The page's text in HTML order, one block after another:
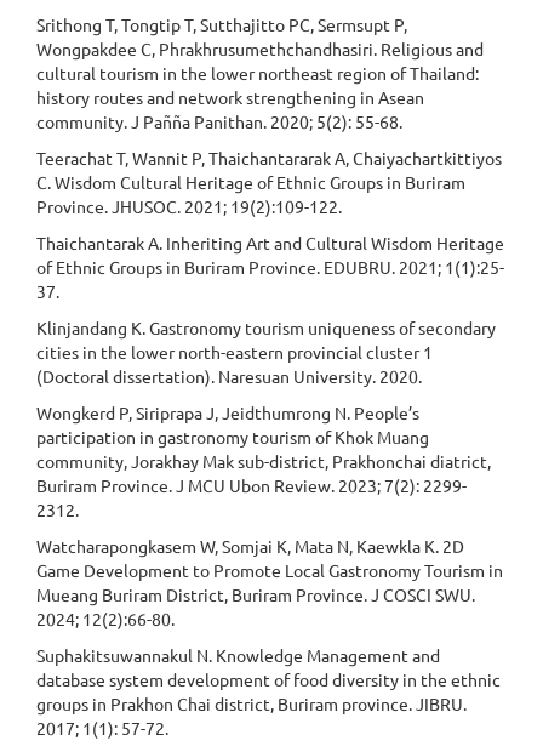
Srithong T, Tongtip T, Sutthajitto PC, Sermsupt P,
Wongpakdee C, Phrakhrusumethchandhasiri. Religious and
cultural tourism in the lower northeast region of Thailand:
history routes and network strengthening in Asean
community. J Pañña Panithan. 2020; 5(2): 55-68.
Teerachat T, Wannit P, Thaichantararak A, Chaiyachartkittiyos
C. Wisdom Cultural Heritage of Ethnic Groups in Buriram
Province. JHUSOC. 2021; 19(2):109-122.
Thaichantarak A. Inheriting Art and Cultural Wisdom Heritage
of Ethnic Groups in Buriram Province. EDUBRU. 2021; 1(1):25-
37.
Klinjandang K. Gastronomy tourism uniqueness of secondary
cities in the lower north-eastern provincial cluster 1
(Doctoral dissertation). Naresuan University. 2020.
Wongkerd P, Siriprapa J, Jeidthumrong N. People’s
participation in gastronomy tourism of Khok Muang
community, Jorakhay Mak sub-district, Prakhonchai diatrict,
Buriram Province. J MCU Ubon Review. 2023; 7(2): 2299-
2312.
Watcharapongkasem W, Somjai K, Mata N, Kaewkla K. 2D
Game Development to Promote Local Gastronomy Tourism in
Mueang Buriram District, Buriram Province. J COSCI SWU.
2024; 12(2):66-80.
Suphakitsuwannakul N. Knowledge Management and
database system development of food diversity in the ethnic
groups in Prakhon Chai district, Buriram province. JIBRU.
2017; 1(1): 57-72.